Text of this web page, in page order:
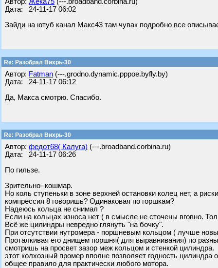
Дата: 24-11-17 06:02
Зайди на ютуб канал Макс43 там чувак подробно все
Re: Разобрал Вихрь-30
Автор: Fatman (---.grodno.dynamic.pppoe.byfly.by)
Дата: 24-11-17 06:12
Да, Макса смотрю. Спасибо.
Re: Разобрал Вихрь-30
Автор: федот68( Калуга) (---.broadband.corbina.ru)
Дата: 24-11-17 06:26
По гильзе.
Зрительно- кошмар.
Но коль ступеньки в зоне верхней остановки колец нет, а
компрессия 8 говоришь? Одинаковая по горшкам?
Надеюсь кольца не снимал ?
Если на кольцах износа нет ( в смысле не сточены вговно.
Всё же цилиндры невредно глянуть "на бочку".
При отсутствии нутромера - поршневым кольцом ( лучше
Проталкивая его днищем поршня( для выравнивания) по
смотришь на просвет зазор меж кольцом и стенкой цилиндра.
этот колхозный промер вполне позволяет годность цилиндра
общее правило для практически любого мотора.